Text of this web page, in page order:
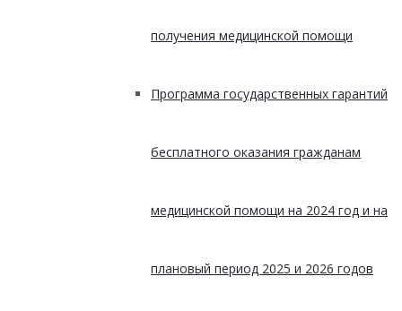
получения медицинской помощи
Программа государственных гарантий
бесплатного оказания гражданам
медицинской помощи на 2024 год и на
плановый период 2025 и 2026 годов